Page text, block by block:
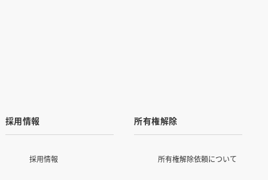
採用情報
採用情報
所有権解除
所有権解除依頼について